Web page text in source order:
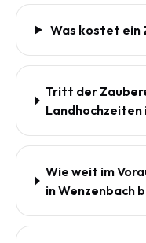
Was kostet ein
Tritt der
Landhochzeiten
Wie weit im
in Wenzenbach